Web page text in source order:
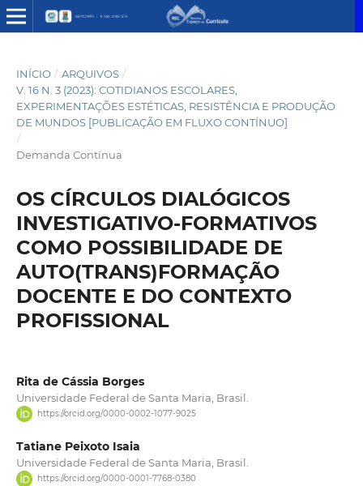
INÍCIO / ARQUIVOS /
V. 16 N. 3 (2023): COTIDIANOS ESCOLARES,
EXPERIMENTAÇÕES ESTÉTICAS, RESISTÊNCIA E PRODUÇÃO
DE MUNDOS [PUBLICAÇÃO EM FLUXO CONTÍNUO]
/
Demanda Contínua
OS CÍRCULOS DIALÓGICOS
INVESTIGATIVO-FORMATIVOS
COMO POSSIBILIDADE DE
AUTO(TRANS)FORMAÇÃO
DOCENTE E DO CONTEXTO
PROFISSIONAL
Rita de Cássia Borges
Universidade Federal de Santa Maria, Brasil.
https://orcid.org/0000-0002-1077-9025
Tatiane Peixoto Isaia
Universidade Federal de Santa Maria, Brasil.
https://orcid.org/0000-0001-7768-0380